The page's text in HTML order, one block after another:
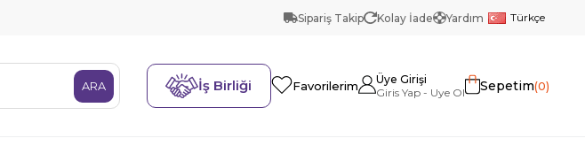
Sipariş Takip Kolay İade Yardım Türkçe
İş Birliği Favorilerim Üye Girişi Sepetim 0